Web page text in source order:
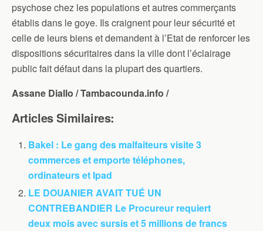
psychose chez les populations et autres commerçants
établis dans le goye. Ils craignent pour leur sécurité et
celle de leurs biens et demandent à l’Etat de renforcer les
dispositions sécuritaires dans la ville dont l’éclairage
public fait défaut dans la plupart des quartiers.
Assane Diallo / Tambacounda.info /
Articles Similaires:
Bakel : Le gang des malfaiteurs visite 3
commerces et emporte téléphones,
ordinateurs et Ipad
LE DOUANIER AVAIT TUÉ UN
CONTREBANDIER Le Procureur requiert
deux mois avec sursis et 5 millions de francs